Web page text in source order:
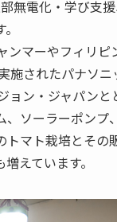
無電化・学び支
マーやフィリ
されたパナソ
ン・ジャパン
ソーラーポンプ
マト栽培とその
えています。